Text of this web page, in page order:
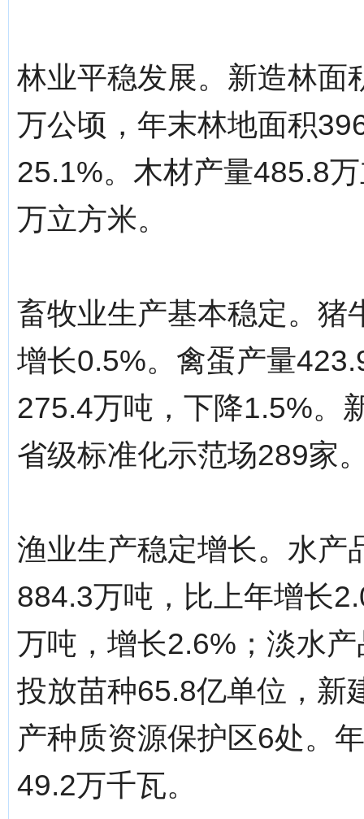
林业平稳发展。新造林面
万公顷，年末林地面积
25.1%。木材产量485.8
万立方米。
畜牧业生产基本稳定。猪
增长0.5%。禽蛋产量
275.4万吨，下降1.5%。
省级标准化示范场289家
渔业生产稳定增长。水产
884.3万吨，比上年增长
万吨，增长2.6%；淡水
投放苗种65.8亿单位，新
产种质资源保护区6处。
49.2万千瓦。